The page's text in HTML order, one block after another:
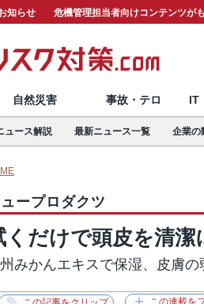
知らせ 危機管理担当者向けコンテンツが
自然災害 事故・テロ IT
ュース解説 最新ニュース一覧 企業の
ープロダクツ
くだけで頭皮を清
みかんエキスで保湿、皮膚の